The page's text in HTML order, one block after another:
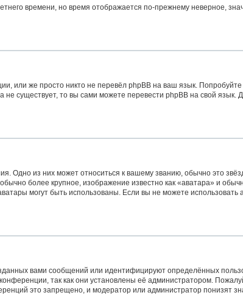
времени, но время отображается по-прежнему неверное,
или же просто никто не перевёл phpBB на ваш язык.
не существует, то вы сами можете перевести phpBB на свой
Одно из них может относиться к вашему званию, обычно это
более крупное, изображение известно как «аватара» и
могут быть использованы. Если вы не можете
вами сообщений или идентифицируют определённых
так как они установлены её администратором.
это запрещено, и модератор или администратор понизят